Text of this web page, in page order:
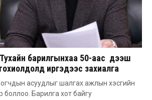
барилгынхаа 50-аас дээш
иргэдээс захиалга
асуудлыг шалгах ажлын хэсгийн
боллоо. Барилга хот байгу